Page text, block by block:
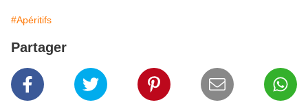
#Apéritifs
Partager